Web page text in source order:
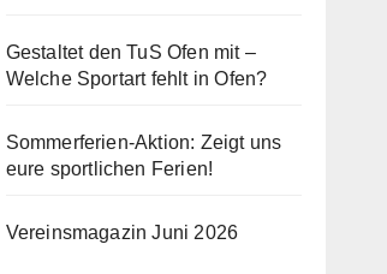
Gestaltet den TuS Ofen mit –
Welche Sportart fehlt in Ofen?
Sommerferien-Aktion: Zeigt uns
eure sportlichen Ferien!
Vereinsmagazin Juni 2026